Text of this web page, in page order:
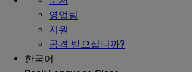
영업팀
지원
공격 받으십니까?
한국어